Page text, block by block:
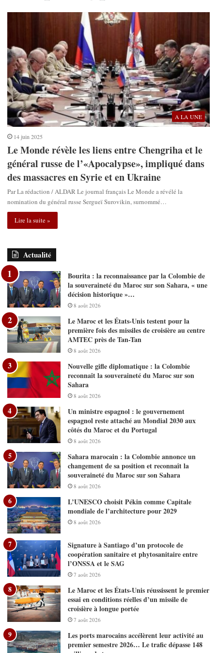
A LA UNE
14 juin 2025
Le Monde révèle les liens entre Chengriha et le
général russe de l’«Apocalypse», impliqué dans
des massacres en Syrie et en Ukraine
Par La rédaction / ALDAR Le journal français Le Monde a révélé la
nomination du général russe Sergueï Surovikin, surnommé…
Lire la suite »
Actualité
Bourita : la reconnaissance par la Colombie de
la souveraineté du Maroc sur son Sahara, « une
décision historique »…
8 août 2026
Le Maroc et les États-Unis testent pour la
première fois des missiles de croisière au centre
AMTEC près de Tan-Tan
8 août 2026
Nouvelle gifle diplomatique : la Colombie
reconnaît la souveraineté du Maroc sur son
Sahara
8 août 2026
Un ministre espagnol : le gouvernement
espagnol reste attaché au Mondial 2030 aux
côtés du Maroc et du Portugal
8 août 2026
Sahara marocain : la Colombie annonce un
changement de sa position et reconnaît la
souveraineté du Maroc sur son Sahara
8 août 2026
L’UNESCO choisit Pékin comme Capitale
mondiale de l’architecture pour 2029
8 août 2026
Signature à Santiago d’un protocole de
coopération sanitaire et phytosanitaire entre
l’ONSSA et le SAG
7 août 2026
Le Maroc et les États-Unis réussissent le premier
essai en conditions réelles d’un missile de
croisière à longue portée
7 août 2026
Les ports marocains accélèrent leur activité au
premier semestre 2026… Le trafic dépasse 148